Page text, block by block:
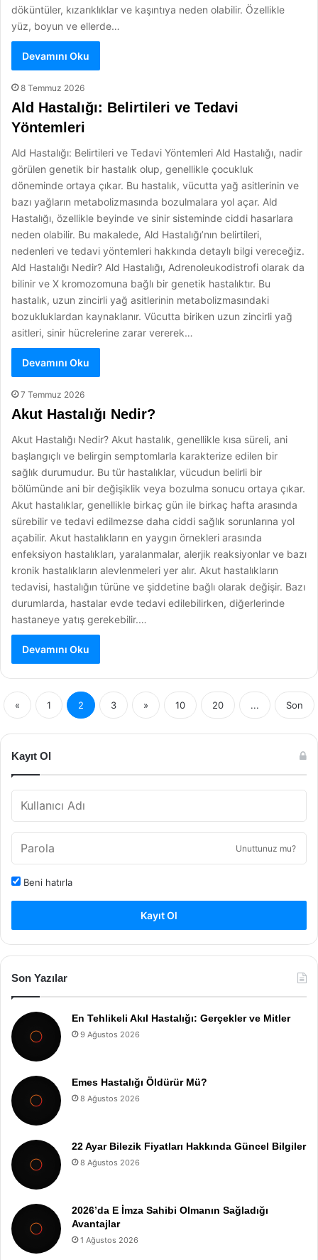
döküntüler, kızarıklıklar ve kaşıntıya neden olabilir. Özellikle
yüz, boyun ve ellerde…
Devamını Oku
8 Temmuz 2026
Ald Hastalığı: Belirtileri ve Tedavi
Yöntemleri
Ald Hastalığı: Belirtileri ve Tedavi Yöntemleri Ald Hastalığı, nadir
görülen genetik bir hastalık olup, genellikle çocukluk
döneminde ortaya çıkar. Bu hastalık, vücutta yağ asitlerinin ve
bazı yağların metabolizmasında bozulmalara yol açar. Ald
Hastalığı, özellikle beyinde ve sinir sisteminde ciddi hasarlara
neden olabilir. Bu makalede, Ald Hastalığı’nın belirtileri,
nedenleri ve tedavi yöntemleri hakkında detaylı bilgi vereceğiz.
Ald Hastalığı Nedir? Ald Hastalığı, Adrenoleukodistrofi olarak da
bilinir ve X kromozomuna bağlı bir genetik hastalıktır. Bu
hastalık, uzun zincirli yağ asitlerinin metabolizmasındaki
bozukluklardan kaynaklanır. Vücutta biriken uzun zincirli yağ
asitleri, sinir hücrelerine zarar vererek…
Devamını Oku
7 Temmuz 2026
Akut Hastalığı Nedir?
Akut Hastalığı Nedir? Akut hastalık, genellikle kısa süreli, ani
başlangıçlı ve belirgin semptomlarla karakterize edilen bir
sağlık durumudur. Bu tür hastalıklar, vücudun belirli bir
bölümünde ani bir değişiklik veya bozulma sonucu ortaya çıkar.
Akut hastalıklar, genellikle birkaç gün ile birkaç hafta arasında
sürebilir ve tedavi edilmezse daha ciddi sağlık sorunlarına yol
açabilir. Akut hastalıkların en yaygın örnekleri arasında
enfeksiyon hastalıkları, yaralanmalar, alerjik reaksiyonlar ve bazı
kronik hastalıkların alevlenmeleri yer alır. Akut hastalıkların
tedavisi, hastalığın türüne ve şiddetine bağlı olarak değişir. Bazı
durumlarda, hastalar evde tedavi edilebilirken, diğerlerinde
hastaneye yatış gerekebilir.…
Devamını Oku
« 1 2 3 » 10 20 ... Son
Kayıt Ol
Unuttunuz mu?
Beni hatırla
Kayıt Ol
Son Yazılar
En Tehlikeli Akıl Hastalığı: Gerçekler ve Mitler
9 Ağustos 2026
Emes Hastalığı Öldürür Mü?
8 Ağustos 2026
22 Ayar Bilezik Fiyatları Hakkında Güncel Bilgiler
8 Ağustos 2026
2026’da E İmza Sahibi Olmanın Sağladığı
Avantajlar
1 Ağustos 2026